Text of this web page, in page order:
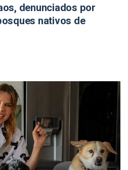
denunciados por
nativos de